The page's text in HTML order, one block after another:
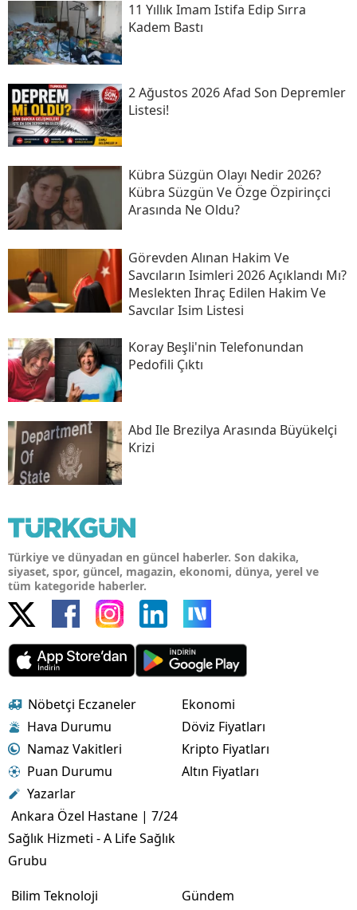
11 Yıllık Imam Istifa Edip Sırra
Kadem Bastı
2 Ağustos 2026 Afad Son Depremler
Listesi!
Kübra Süzgün Olayı Nedir 2026?
Kübra Süzgün Ve Özge Özpirinçci
Arasında Ne Oldu?
Görevden Alınan Hakim Ve
Savcıların Isimleri 2026 Açıklandı Mı?
Meslekten Ihraç Edilen Hakim Ve
Savcılar Isim Listesi
Koray Beşli'nin Telefonundan
Pedofili Çıktı
Abd Ile Brezilya Arasında Büyükelçi
Krizi
Türkiye ve dünyadan en güncel haberler. Son dakika,
siyaset, spor, güncel, magazin, ekonomi, dünya, yerel ve
tüm kategoride haberler.
Nöbetçi Eczaneler
Hava Durumu
Namaz Vakitleri
Puan Durumu
Yazarlar
Ankara Özel Hastane | 7/24
Sağlık Hizmeti - A Life Sağlık
Grubu
Ekonomi
Döviz Fiyatları
Kripto Fiyatları
Altın Fiyatları
Bilim Teknoloji
Gündem